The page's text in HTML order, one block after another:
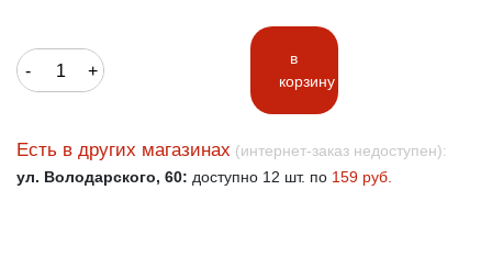
- +
в
корзину
Есть в других магазинах (интернет-заказ недоступен):
ул. Володарского, 60: доступно 12 шт. по 159 руб.